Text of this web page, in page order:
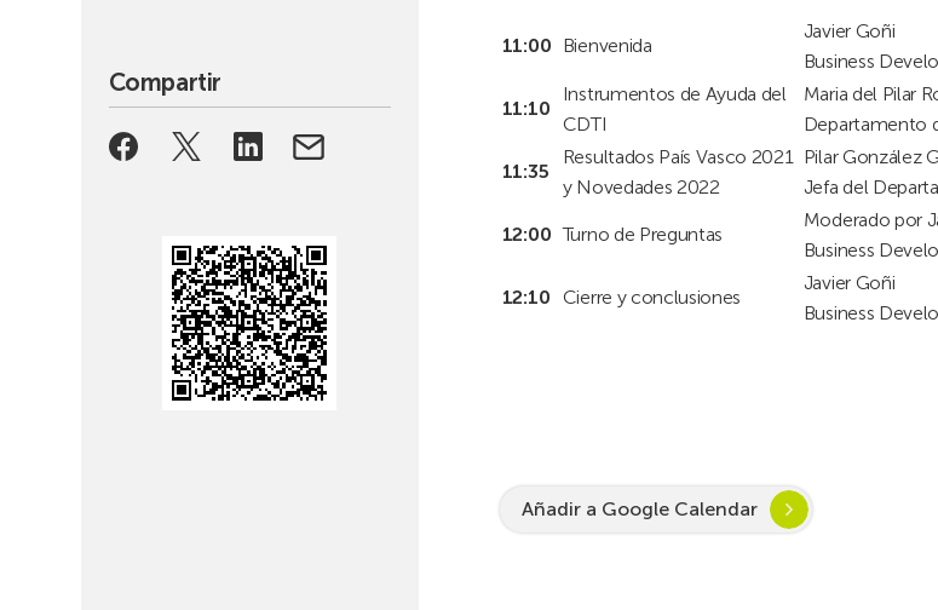
11:00 Bienvenida
Javier Goñi
Business
11:10
Instrumentos de Ayuda del
CDTI
Maria del Pilar
Departamento
11:35
Resultados País Vasco 2021
y Novedades 2022
Pilar González
Jefa del
12:00 Turno de Preguntas
Moderado por
Business
12:10 Cierre y conclusiones
Javier Goñi
Business
Añadir a Google Calendar
Compartir